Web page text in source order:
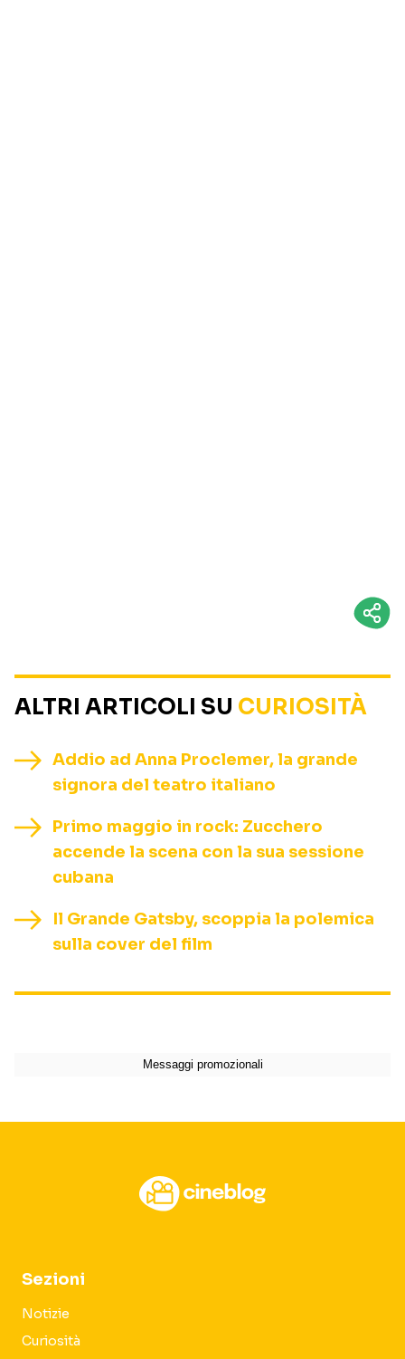
ALTRI ARTICOLI SU CURIOSITÀ
Addio ad Anna Proclemer, la grande
signora del teatro italiano
Primo maggio in rock: Zucchero
accende la scena con la sua sessione
cubana
Il Grande Gatsby, scoppia la polemica
sulla cover del film
Sezioni
Notizie
Curiosità